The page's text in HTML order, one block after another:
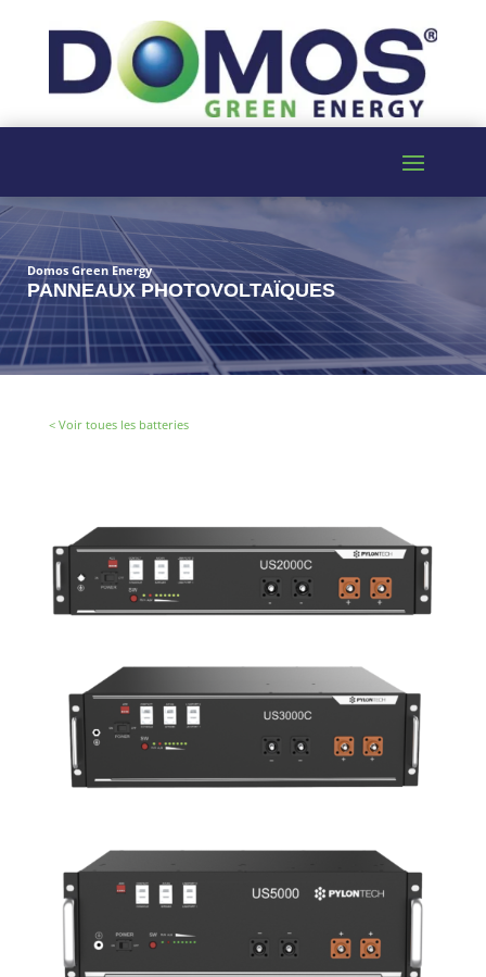
Domos Green Energy
PANNEAUX PHOTOVOLTAÏQUES
< Voir toues les batteries